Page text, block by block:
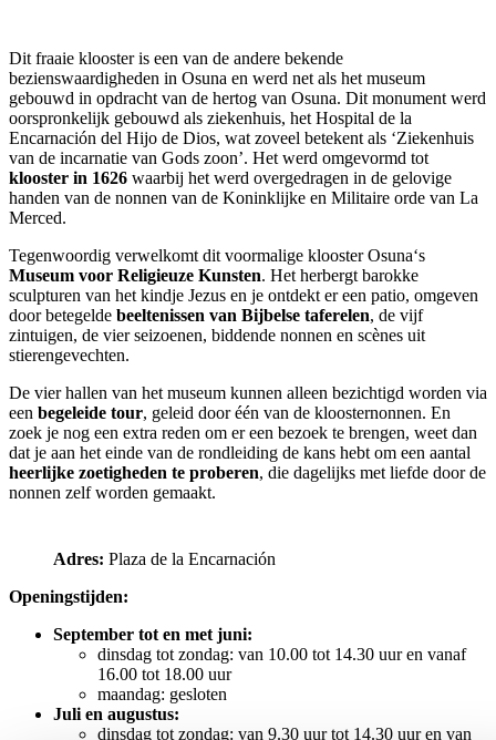
Dit fraaie klooster is een van de andere bekende
bezienswaardigheden in Osuna en werd net als het museum
gebouwd in opdracht van de hertog van Osuna. Dit monument werd
oorspronkelijk gebouwd als ziekenhuis, het Hospital de la
Encarnación del Hijo de Dios, wat zoveel betekent als ‘Ziekenhuis
van de incarnatie van Gods zoon’. Het werd omgevormd tot
klooster in 1626 waarbij het werd overgedragen in de gelovige
handen van de nonnen van de Koninklijke en Militaire orde van La
Merced.
Tegenwoordig verwelkomt dit voormalige klooster Osuna‘s
Museum voor Religieuze Kunsten. Het herbergt barokke
sculpturen van het kindje Jezus en je ontdekt er een patio, omgeven
door betegelde beeltenissen van Bijbelse taferelen, de vijf
zintuigen, de vier seizoenen, biddende nonnen en scènes uit
stierengevechten.
De vier hallen van het museum kunnen alleen bezichtigd worden via
een begeleide tour, geleid door één van de kloosternonnen. En
zoek je nog een extra reden om er een bezoek te brengen, weet dan
dat je aan het einde van de rondleiding de kans hebt om een aantal
heerlijke zoetigheden te proberen, die dagelijks met liefde door de
nonnen zelf worden gemaakt.
Adres: Plaza de la Encarnación
Openingstijden:
September tot en met juni:
dinsdag tot zondag: van 10.00 tot 14.30 uur en vanaf
16.00 tot 18.00 uur
maandag: gesloten
Juli en augustus:
dinsdag tot zondag: van 9.30 uur tot 14.30 uur en van